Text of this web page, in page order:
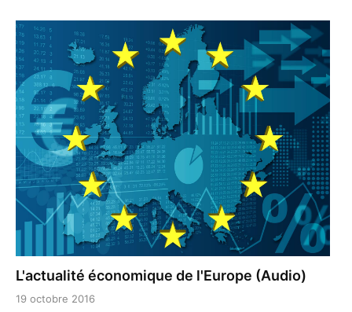
L'actualité économique de l'Europe (Audio)
19 octobre 2016